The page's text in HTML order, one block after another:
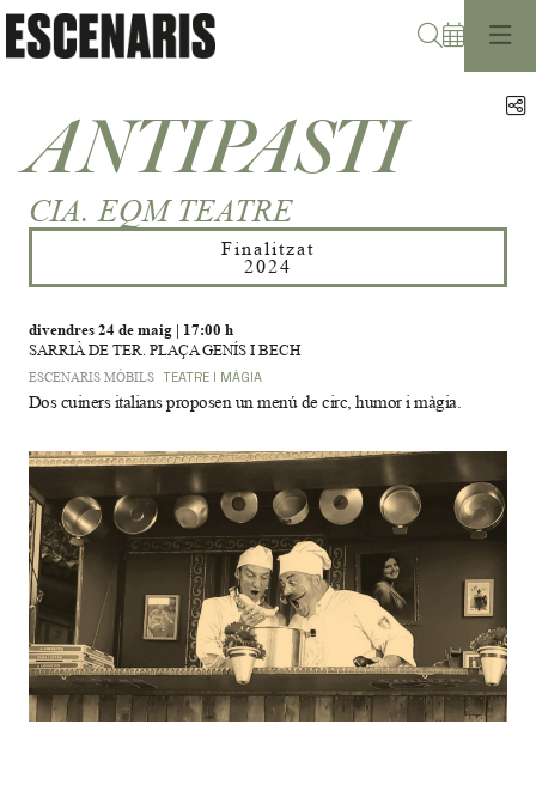
ANTIPASTI
CIA. EQM TEATRE
Finalitzat
2024
divendres 24 de maig| 17:00 h
SARRIÀ DE TER. PLAÇA GENÍS I BECH
ESCENARIS MÒBILS TEATRE I MÀGIA
Dos cuiners italians proposen un menú de circ, humor i màgia.